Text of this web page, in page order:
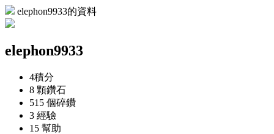
elephon9933的資料
elephon9933
4積分
8 顆鑽石
515 個碎鑽
3 經驗
15 幫助